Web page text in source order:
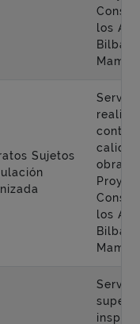
los
Bilbao
Mamés
Sujetos
obras
los
Bilbao